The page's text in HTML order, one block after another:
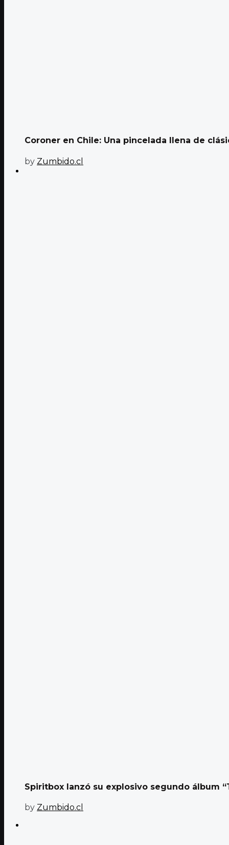
Coroner en Chile: Una pincelada llena de
by Zumbido.cl
Spiritbox lanzó su explosivo segundo álbum
by Zumbido.cl